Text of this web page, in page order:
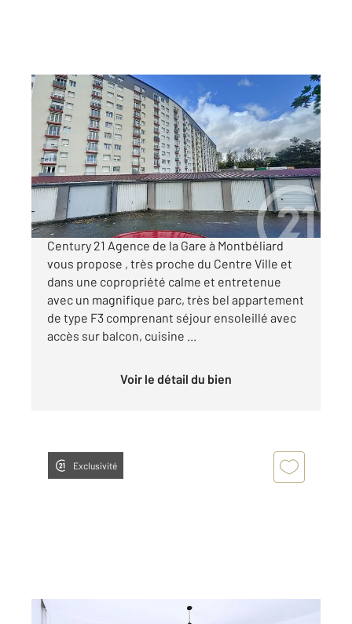
MONTBELIARD 25
54 m2
, 3 pièces
Ref : 30728
Appartement F3 à vendre
64 000 €
Visiter le site dédié
Century 21 Agence de la Gare à Montbéliard
vous propose , très proche du Centre Ville et
dans une copropriété calme et entretenue
avec un magnifique parc, très bel appartement
de type F3 comprenant séjour ensoleillé avec
accès sur balcon, cuisine ...
Voir le détail du bien
Exclusivité